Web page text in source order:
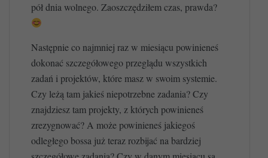
pół dnia wolnego. Zaoszczędziłem czas, prawda?
Następnie co najmniej raz w miesiącu powinieneś
dokonać szczegółowego przeglądu wszystkich
zadań i projektów, które masz w swoim systemie.
Czy leżą tam jakieś niepotrzebne zadania? Czy
znajdziesz tam projekty, z których powinieneś
zrezygnować? A może powinieneś jakiegoś
odległego bossa już teraz rozbijać na bardziej